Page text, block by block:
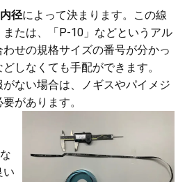
径によって決まります。この線
たは、「P-10」などというアル
せの規格サイズの番号が分かっ
しなくても手配ができます。
ない場合は、ノギスやパイメジ
があります。
い